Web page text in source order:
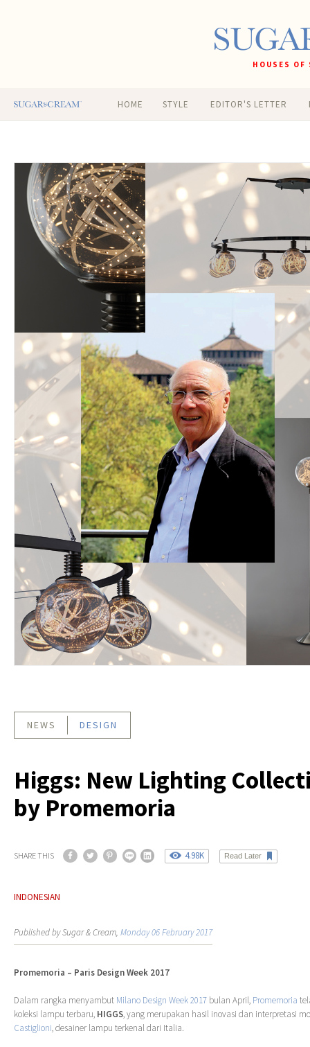
HOUSES
HOME STYLE EDITOR'S LETTER
NEWS DESIGN
Higgs: New Lighting
by Promemoria
SHARE THIS 4.98K Read Later
INDONESIAN
Published by Sugar & Cream, Monday 06 February 2017
Promemoria – Paris Design Week 2017
Dalam rangka menyambut Milano Design Week 2017 bulan April, Promemoria
koleksi lampu terbaru, HIGGS, yang merupakan hasil inovasi dan interpretasi
Castiglioni, desainer lampu terkenal dari Italia.